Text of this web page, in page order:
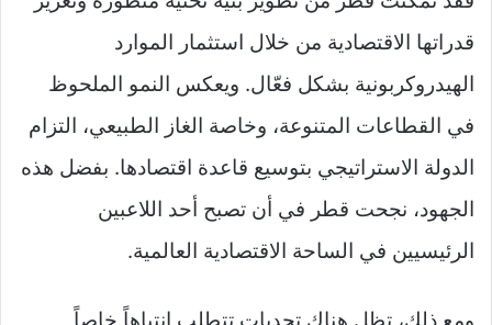
قدراتها الاقتصادية من خلال استثمار الموارد
الهيدروكربونية بشكل فعّال. ويعكس النمو الملحوظ
في القطاعات المتنوعة، وخاصة الغاز الطبيعي، التزام
الدولة الاستراتيجي بتوسيع قاعدة اقتصادها. بفضل هذه
الجهود، نجحت قطر في أن تصبح أحد اللاعبين
الرئيسيين في الساحة الاقتصادية العالمية.